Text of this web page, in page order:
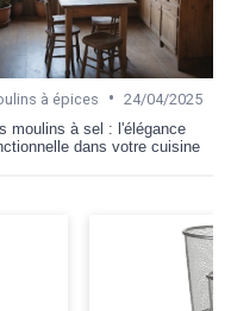
à épices • 24/04/2025
moulins à sel : l'élégance
dans votre cuisine